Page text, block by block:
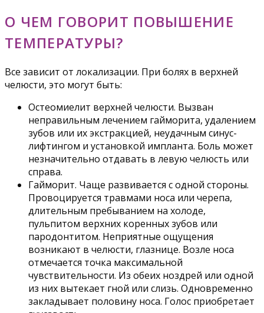
О ЧЕМ ГОВОРИТ ПОВЫШЕНИЕ
ТЕМПЕРАТУРЫ?
Все зависит от локализации. При болях в верхней
челюсти, это могут быть:
Остеомиелит верхней челюсти. Вызван
неправильным лечением гайморита, удалением
зубов или их экстракцией, неудачным синус-
лифтингом и установкой импланта. Боль может
незначительно отдавать в левую челюсть или
справа.
Гайморит. Чаще развивается с одной стороны.
Провоцируется травмами носа или черепа,
длительным пребыванием на холоде,
пульпитом верхних коренных зубов или
пародонтитом. Неприятные ощущения
возникают в челюсти, глазнице. Возле носа
отмечается точка максимальной
чувствительности. Из обеих ноздрей или одной
из них вытекает гной или слизь. Одновременно
закладывает половину носа. Голос приобретает